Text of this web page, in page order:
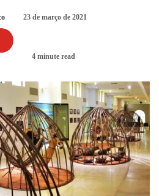
23 de março de 2021
4 minute read